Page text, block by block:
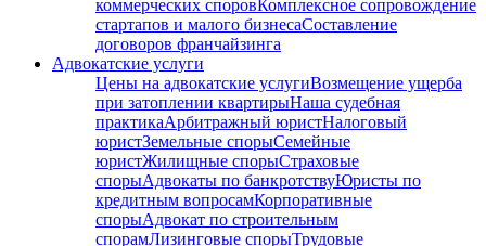
коммерческих споровКомплексное сопровождение
стартапов и малого бизнесаСоставление
договоров франчайзинга
Адвокатские услуги
Цены на адвокатские услугиВозмещение ущерба
при затоплении квартирыНаша судебная
практикаАрбитражный юристНалоговый
юристЗемельные спорыСемейные
юристЖилищные спорыСтраховые
спорыАдвокаты по банкротствуЮристы по
кредитным вопросамКорпоративные
спорыАдвокат по строительным
спорамЛизинговые спорыТрудовые